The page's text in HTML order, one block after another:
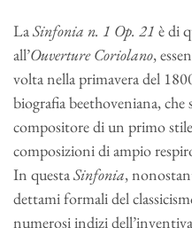
LaSinfonia n. 1 Op. 21 è di
all’Ouverture Coriolano,
volta nella primavera del
biografia beethoveniana, che
compositore di un primo
composizioni di ampio
In questaSinfonia,
dettami formali del
numerosi indizi